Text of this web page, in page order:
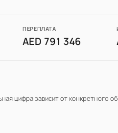
ПЕРЕПЛАТА
AED 791 346
цифра зависит от конкретного